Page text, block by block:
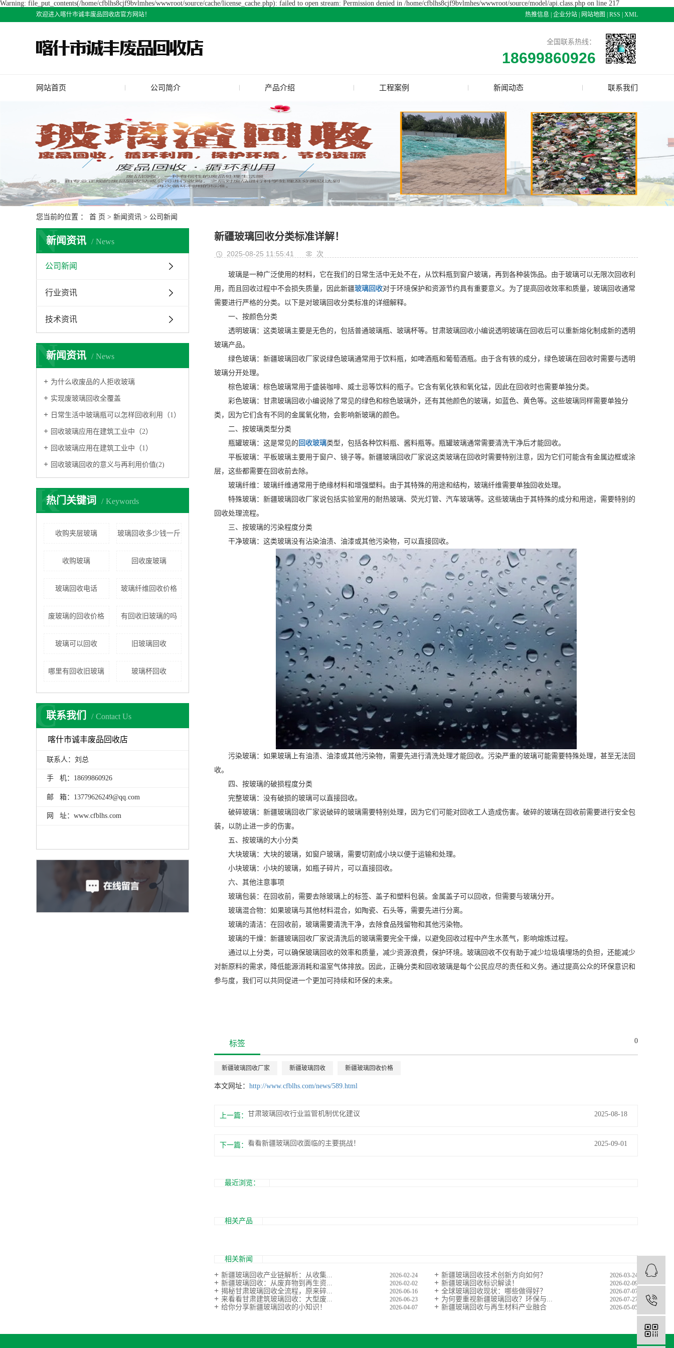
Warning: file_put_contents(/home/cfblhs8cjf9bvlmhes/wwwroot/source/cache/license_cache.php): failed to open stream: Permission denied in /home/cfblhs8cjf9bvlmhes/wwwroot/source/model/api.class.php on line 217
欢迎进入喀什市诚丰废品回收店官方网站！ 热推信息 企业分站 网站地图 RSS XML
全国联系热线：
18699860926
网站首页 公司简介 产品介绍
废旧玻璃回收
玻璃渣回收
工程案例 新闻动态
公司新闻
行业资讯
技术资讯
联系我们
您当前的位置 ： 首 页 > 新闻资讯 > 公司新闻
新闻资讯 News
N
公司新闻
行业资讯
技术资讯
新闻资讯 News
N
为什么收废品的人拒收玻璃
实现废玻璃回收全覆盖
日常生活中玻璃瓶可以怎样回收利用（1）
回收玻璃应用在建筑工业中（2）
回收玻璃应用在建筑工业中（1）
回收玻璃回收的意义与再利用价值(2)
热门关键词 Keywords
K
收购夹层玻璃 玻璃回收多少钱一斤
收购玻璃 回收废玻璃
玻璃回收电话 玻璃纤维回收价格
废玻璃的回收价格 有回收旧玻璃的吗
玻璃可以回收 旧玻璃回收
哪里有回收旧玻璃 玻璃杯回收
联系我们 Contact Us
C
喀什市诚丰废品回收店
联系人：刘总
手 机：18699860926
邮 箱：13779626249@qq.com
网 址：www.cfblhs.com
新疆玻璃回收分类标准详解！
2025-08-25 11:55:41 次
玻璃是一种广泛使用的材料，它在我们的日常生活中无处不在，从饮料瓶到窗户玻璃，再到各种装饰品。由于玻璃可以无限次回收利
用，而且回收过程中不会损失质量，因此新疆玻璃回收对于环境保护和资源节约具有重要意义。为了提高回收效率和质量，玻璃回收通常
需要进行严格的分类。以下是对玻璃回收分类标准的详细解释。
一、按颜色分类
透明玻璃：这类玻璃主要是无色的，包括普通玻璃瓶、玻璃杯等。甘肃玻璃回收小编说透明玻璃在回收后可以重新熔化制成新的透明
玻璃产品。
绿色玻璃： 新疆玻璃回收厂家说绿色玻璃通常用于饮料瓶，如啤酒瓶和葡萄酒瓶。由于含有铁的成分，绿色玻璃在回收时需要与透明
玻璃分开处理。
棕色玻璃：棕色玻璃常用于盛装咖啡、威士忌等饮料的瓶子。它含有氧化铁和氧化锰，因此在回收时也需要单独分类。
彩色玻璃：甘肃玻璃回收小编说除了常见的绿色和棕色玻璃外，还有其他颜色的玻璃，如蓝色、黄色等。这些玻璃同样需要单独分
类，因为它们含有不同的金属氧化物，会影响新玻璃的颜色。
二、按玻璃类型分类
瓶罐玻璃：这是常见的 回收玻璃类型，包括各种饮料瓶、酱料瓶等。瓶罐玻璃通常需要清洗干净后才能回收。
平板玻璃：平板玻璃主要用于窗户、镜子等。 新疆玻璃回收厂家说这类玻璃在回收时需要特别注意，因为它们可能含有金属边框或涂
层，这些都需要在回收前去除。
玻璃纤维：玻璃纤维通常用于绝缘材料和增强塑料。由于其特殊的用途和结构，玻璃纤维需要单独回收处理。
特殊玻璃： 新疆玻璃回收厂家说包括实验室用的耐热玻璃、荧光灯管、汽车玻璃等。这些玻璃由于其特殊的成分和用途，需要特别的
回收处理流程。
三、按玻璃的污染程度分类
干净玻璃：这类玻璃没有沾染油渍、油漆或其他污染物，可以直接回收。
污染玻璃：如果玻璃上有油渍、油漆或其他污染物，需要先进行清洗处理才能回收。污染严重的玻璃可能需要特殊处理，甚至无法回
收。
四、按玻璃的破损程度分类
完整玻璃：没有破损的玻璃可以直接回收。
破碎玻璃： 新疆玻璃回收厂家说破碎的玻璃需要特别处理，因为它们可能对回收工人造成伤害。破碎的玻璃在回收前需要进行安全包
装，以防止进一步的伤害。
五、按玻璃的大小分类
大块玻璃：大块的玻璃，如窗户玻璃，需要切割成小块以便于运输和处理。
小块玻璃：小块的玻璃，如瓶子碎片，可以直接回收。
六、其他注意事项
玻璃包装：在回收前，需要去除玻璃上的标签、盖子和塑料包装。金属盖子可以回收，但需要与玻璃分开。
玻璃混合物：如果玻璃与其他材料混合，如陶瓷、石头等，需要先进行分离。
玻璃的清洁：在回收前，玻璃需要清洗干净，去除食品残留物和其他污染物。
玻璃的干燥： 新疆玻璃回收厂家说清洗后的玻璃需要完全干燥，以避免回收过程中产生水蒸气，影响熔炼过程。
通过以上分类，可以确保玻璃回收的效率和质量，减少资源浪费，保护环境。玻璃回收不仅有助于减少垃圾填埋场的负担，还能减少
对新原料的需求，降低能源消耗和温室气体排放。因此，正确分类和回收玻璃是每个公民应尽的责任和义务。通过提高公众的环保意识和
参与度，我们可以共同促进一个更加可持续和环保的未来。
标签 0
新疆玻璃回收厂家 新疆玻璃回收 新疆玻璃回收价格
本文网址： http://www.cfblhs.com/news/589.html
上一篇： 甘肃玻璃回收行业监管机制优化建议 2025-08-18
下一篇： 看看新疆玻璃回收面临的主要挑战！ 2025-09-01
最近浏览：
相关产品
相关新闻
新疆玻璃回收产业链解析：从收集... 2026-02-24 新疆玻璃回收技术创新方向如何？ 2026-03-24
新疆玻璃回收：从废弃物到再生资... 2026-02-02 新疆玻璃回收标识解读！ 2026-02-09
揭秘甘肃玻璃回收全流程，原来碎... 2026-06-16 全球玻璃回收现状：哪些做得好？ 2026-07-07
来看看甘肃建筑玻璃回收：大型废... 2026-06-23 为何要重视新疆玻璃回收？环保与... 2026-07-27
给你分享新疆玻璃回收的小知识！ 2026-04-07 新疆玻璃回收与再生材料产业融合 2026-05-05